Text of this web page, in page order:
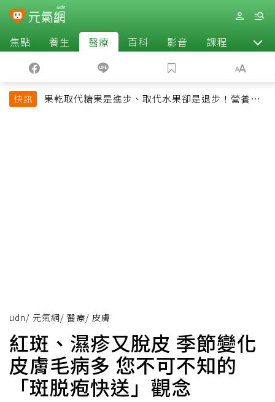
焦點 養生 醫療 百科 影音 課程 退休
快訊
果乾取代糖果是進步、取代水果卻是退步！營養師
udn/ 元氣網/ 醫療/ 皮膚
紅斑、濕疹又脫皮 季節變化
皮膚毛病多 您不可不知的
「斑脱疱快送」觀念